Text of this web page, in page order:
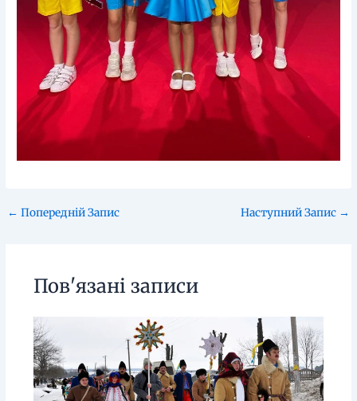
← Попередній Запис Наступний Запис →
Пов'язані записи